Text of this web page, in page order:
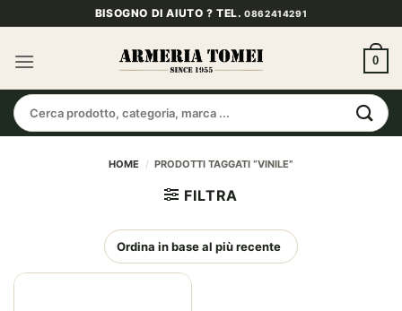
ai
contenuti
BISOGNO DI AIUTO ? TEL.0862414291
0
Cerca:
HOME / PRODOTTI TAGGATI “VINILE”
FILTRA